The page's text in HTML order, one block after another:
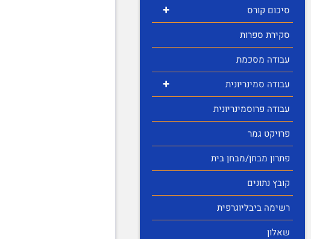
+
סיכום קורס
סקירת ספרות
עבודה מסכמת
+
עבודה סמינריונית
עבודה פרוסמינריונית
פרויקט גמר
פתרון מבחן/מבחן בית
קובץ נתונים
רשימה ביבליוגרפית
שאלון